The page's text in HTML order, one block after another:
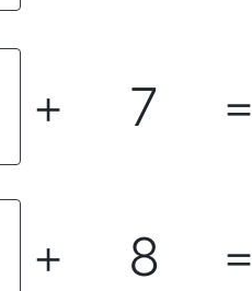
＋ 7 ＝
＋ 8 ＝